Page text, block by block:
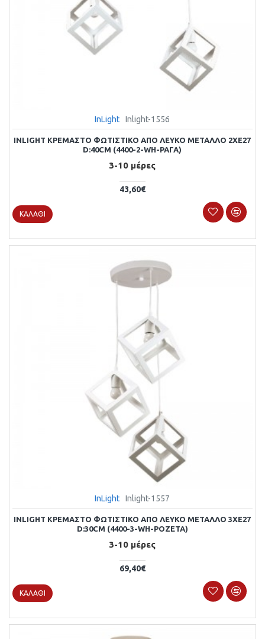
InLight Inlight-1556
INLIGHT ΚΡΕΜΑΣΤΌ ΦΩΤΙΣΤΙΚΌ ΑΠΌ ΛΕΥΚΌ ΜΈΤΑΛΛΟ 2XE27
D:40CM (4400-2-WH-ΡΑΓΑ)
3-10 μέρες
43,60€
ΚΑΛΆΘΙ
InLight Inlight-1557
INLIGHT ΚΡΕΜΑΣΤΌ ΦΩΤΙΣΤΙΚΌ ΑΠΌ ΛΕΥΚΌ ΜΈΤΑΛΛΟ 3XE27
D:30CM (4400-3-WH-ΡΟΖΕΤΑ)
3-10 μέρες
69,40€
ΚΑΛΆΘΙ